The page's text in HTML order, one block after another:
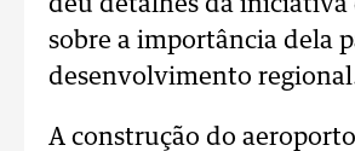
deu detalhes da iniciativa
sobre a importância dela
desenvolvimento
A construção do